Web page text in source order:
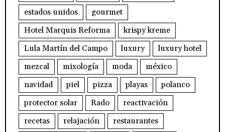
estados unidos
gourmet
Hotel Marquis Reforma
krispy kreme
Lula Martín del Campo
luxury
luxury hotel
mezcal
mixología moda
méxico
navidad
piel pizza playas
polanco
protector solar
Rado
reactivación
recetas
relajación
restaurantes